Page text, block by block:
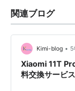
関連ブログ
Kimi-blog • 5
Xiaomi 11T
料交換サービ